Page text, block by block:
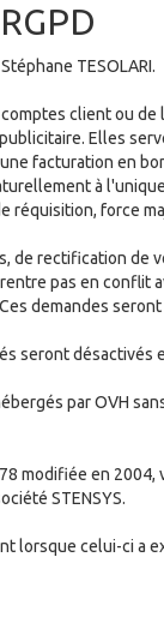
TESOLARI.
client ou
Elles
facturation en
à
réquisition, force
de rectification
pas en
demandes
seront
par OVH
modifiée en
STENSYS.
lorsque celui-ci a